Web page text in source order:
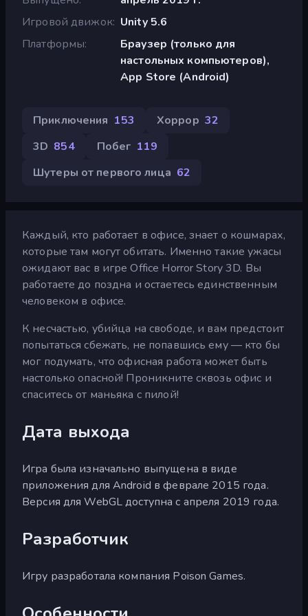
Игровой движок Unity 5.6
Платформы
Браузер (только для
настольных компьютеров),
App Store (Android)
Приключения 153 Хоррор 32
3D 854 Побег 119
Шутеры от первого лица 62
Каждый, кто работает в офисе, знает о кошмарах,
которые там могут обитать. Именно такие ужасы
ожидают вас в игре Office Horror Story 3D. Вы
работаете до поздна и остаетесь единственным
человеком в офисе.
К несчастью, убийца на свободе, и вам предстоит
попытаться сбежать, не попавшись ему — кто бы
мог подумать, что офисная работа может быть
настолько опасной! Проникните сквозь офис и
спаситесь от маньяка с пилой!
Дата выхода
Игра была изначально выпущена в виде
приложения для Android в феврале 2015 года.
Версия для WebGL доступна с апреля 2019 года.
Разработчик
Игру разработала компания Poison Games.